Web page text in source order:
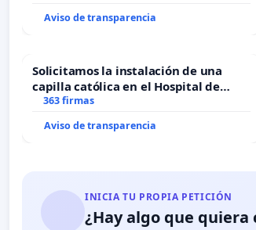
Aviso de transparencia
Solicitamos la instalación de una
capilla católica en el Hospital de
Alcañiz
363 firmas
Aviso de transparencia
INICIA TU PROPIA PETICIÓN
¿Hay algo que quiera